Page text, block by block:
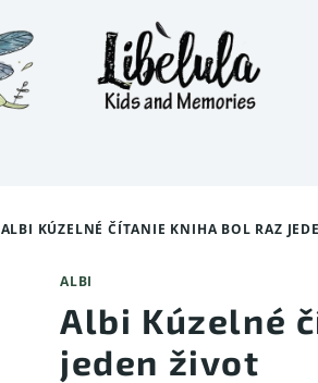
ALBI KÚZELNÉ ČÍTANIE KNIHA BOL RAZ
ALBI
Albi Kúzelné
jeden život